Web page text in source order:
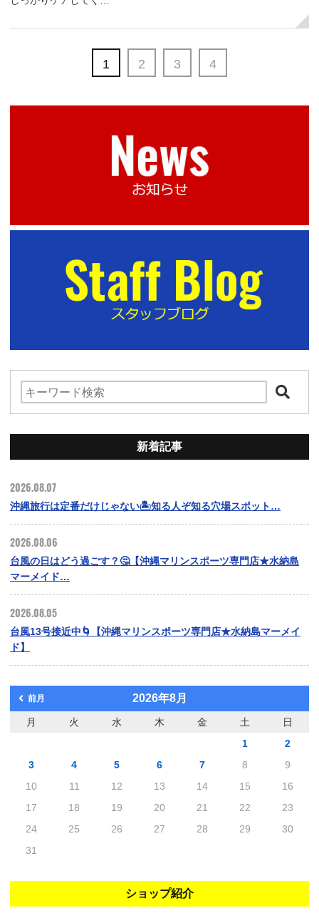
1 2 3 4
新着記事
2026.08.07
沖縄旅行は定番だけじゃない🏝️知る人ぞ知る穴場スポット…
2026.08.06
台風の日はどう過ごす？🤔【沖縄マリンスポーツ専門店★水納島
マーメイド…
2026.08.05
台風13号接近中🌀【沖縄マリンスポーツ専門店★水納島マーメイ
ド】
前月 2026年8月
月 火 水 木 金 土
日
1
2
3
4 5 6 7 8
9
10
11 12 13 14 15
16
17
18 19 20 21 22
23
24
25 26 27 28 29
30
31
ショップ紹介